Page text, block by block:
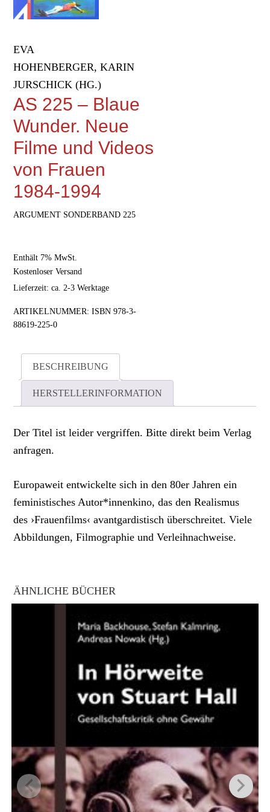
EVA
HOHENBERGER, KARIN
JURSCHICK (HG.)
AS 225 – Blaue
Wunder. Neue
Filme und Videos
von Frauen
1984-1994
ARGUMENT SONDERBAND 225
Enthält 7% MwSt.
Kostenloser Versand
Lieferzeit: ca. 2-3 Werktage
ARTIKELNUMMER:ISBN 978-3-
88619-225-0
BESCHREIBUNG
HERSTELLERINFORMATION
Der Titel ist leider vergriffen. Bitte direkt beim Verlag
anfragen.
Europaweit entwickelte sich in den 80er Jahren ein
feministisches Autor*innenkino, das den Realismus
des ›Frauenfilms‹ avantgardistisch überschreitet. Viele
Abbildungen, Filmographie und Verleihnachweise.
ÄHNLICHE BÜCHER